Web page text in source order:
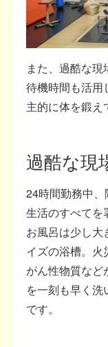
また、過酷な
待機時間も活用
主的に体を鍛え
過酷な現
24時間勤務中、
生活のすべてを
お風呂は少し大
イズの浴槽。火
がん性物質など
を一刻も早く
です。